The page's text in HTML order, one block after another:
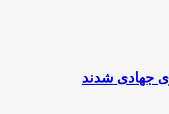
جهادی شدند